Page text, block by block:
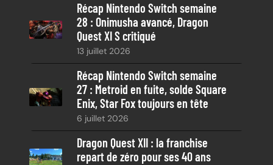
Récap Nintendo Switch semaine
28 : Onimusha avancé, Dragon
Quest XI S critiqué
13 juillet 2026
Récap Nintendo Switch semaine
27 : Metroid en fuite, solde Square
Enix, Star Fox toujours en tête
6 juillet 2026
Dragon Quest XII : la franchise
repart de zéro pour ses 40 ans